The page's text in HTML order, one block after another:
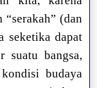
“serakah” (dan
seketika dapat
suatu bangsa,
budaya